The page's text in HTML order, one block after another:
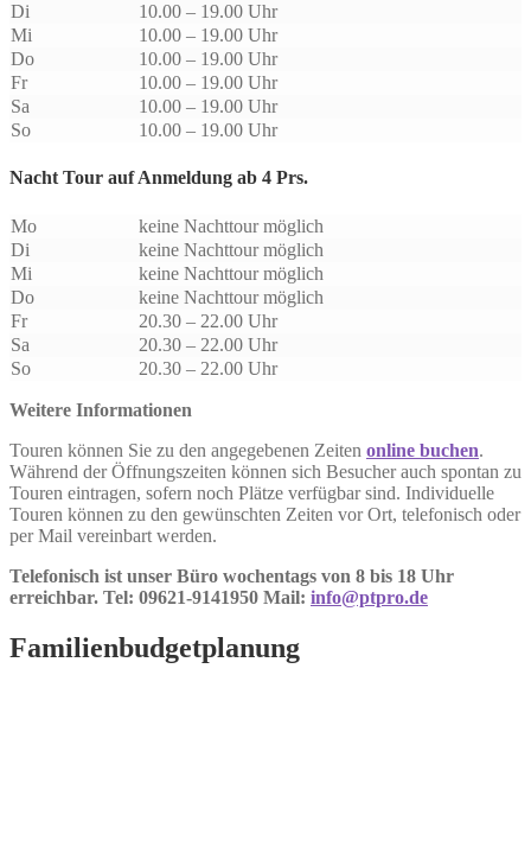
Di
10.00 – 19.00 Uhr
Mi
10.00 – 19.00 Uhr
Do
10.00 – 19.00 Uhr
Fr
10.00 – 19.00 Uhr
Sa
10.00 – 19.00 Uhr
So
10.00 – 19.00 Uhr
Nacht Tour auf Anmeldung ab 4 Prs.
Mo
keine Nachttour möglich
Di
keine Nachttour möglich
Mi
keine Nachttour möglich
Do
keine Nachttour möglich
Fr
20.30 – 22.00 Uhr
Sa
20.30 – 22.00 Uhr
So
20.30 – 22.00 Uhr
Weitere Informationen
Touren können Sie zu den angegebenen Zeiten online buchen.
Während der Öffnungszeiten können sich Besucher auch spontan zu
Touren eintragen, sofern noch Plätze verfügbar sind. Individuelle
Touren können zu den gewünschten Zeiten vor Ort, telefonisch oder
per Mail vereinbart werden.
Telefonisch ist unser Büro wochentags von 8 bis 18 Uhr
erreichbar. Tel: 09621-9141950 Mail: info@ptpro.de
Familienbudgetplanung